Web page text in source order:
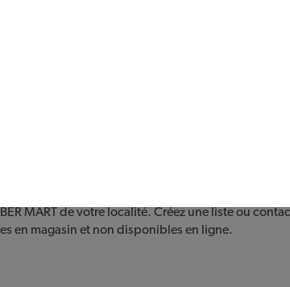
MART de votre localité. Créez une liste ou
en magasin et non disponibles en ligne.